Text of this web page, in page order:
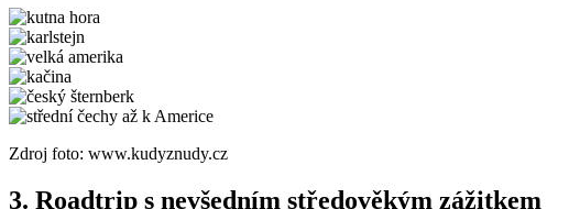
Zdroj foto: www.kudyznudy.cz
3. Roadtrip s nevšedním středověkým zážitkem